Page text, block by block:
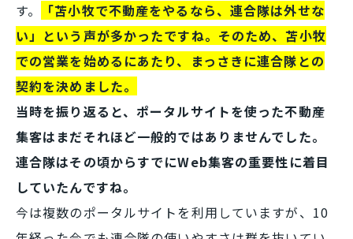
す。
「苫小牧で不動産をやるなら、連合隊は外せな
い」という声が多かったですね。そのため、苫小牧
での営業を始めるにあたり、まっさきに連合隊との
契約を決めました。
当時を振り返ると、ポータルサイトを使った不動産
集客はまだそれほど一般的ではありませんでした。
連合隊はその頃からすでにWeb集客の重要性に着目
していたんですね。
今は複数のポータルサイトを利用していますが、10